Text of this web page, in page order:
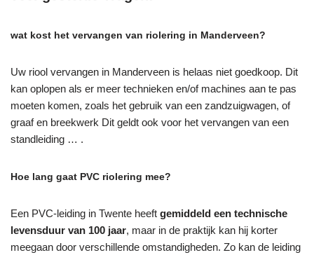
wat kost het vervangen van riolering in Manderveen?
Uw riool vervangen in Manderveen is helaas niet goedkoop. Dit
kan oplopen als er meer technieken en/of machines aan te pas
moeten komen, zoals het gebruik van een zandzuigwagen, of
graaf en breekwerk Dit geldt ook voor het vervangen van een
standleiding … .
Hoe lang gaat PVC riolering mee?
Een PVC-leiding in Twente heeft gemiddeld een technische
levensduur van 100 jaar, maar in de praktijk kan hij korter
meegaan door verschillende omstandigheden. Zo kan de leiding